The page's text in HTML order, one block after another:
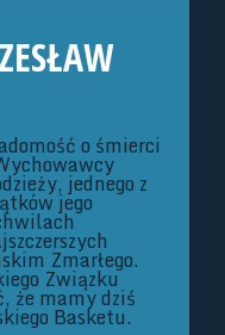
o śmierci
jednego z
jego
Zmarłego.
Związku
że mamy dziś
Basketu.